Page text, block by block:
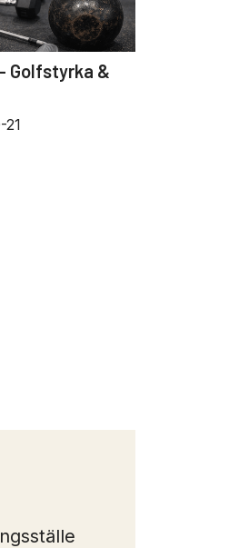
Golfstyrka &
21